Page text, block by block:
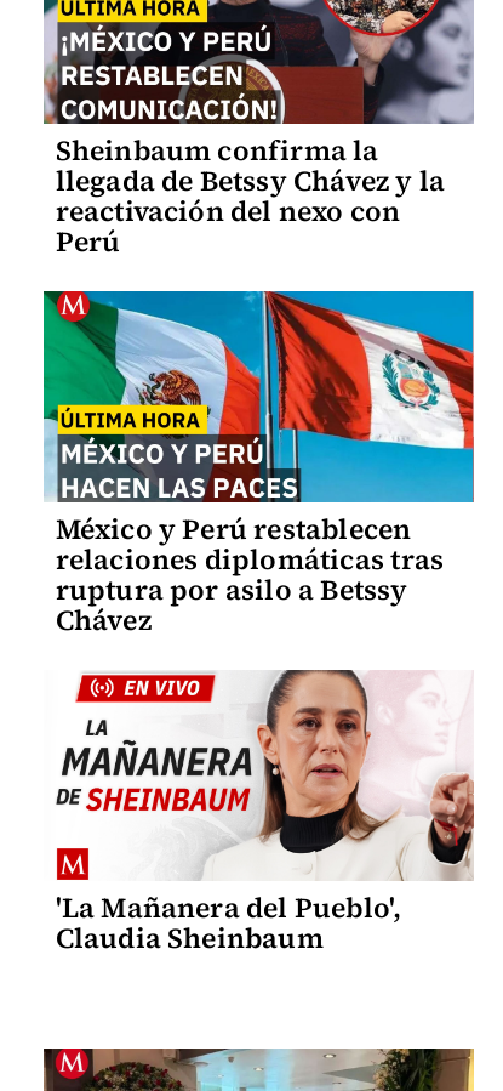
Sheinbaum confirma la
llegada de Betssy Chávez y la
reactivación del nexo con
Perú
México y Perú restablecen
relaciones diplomáticas tras
ruptura por asilo a Betssy
Chávez
'La Mañanera del Pueblo',
Claudia Sheinbaum